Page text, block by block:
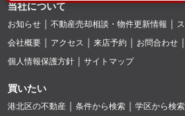
当社について
お知らせ 不動産売却相談・物件更新情報
会社概要
アクセス 来店予約 お問合わせ
個人情報保護方針
サイトマップ
買いたい
港北区の不動産 条件から検索 学区から検索